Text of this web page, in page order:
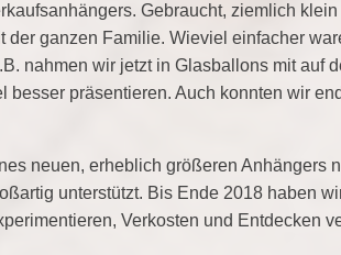
Gebraucht, ziemlich
ganzen Familie. Wieviel einfacher
nahmen wir jetzt in Glasballons mit auf
präsentieren. Auch konnten wir
neuen, erheblich größeren Anhängers
unterstützt. Bis Ende 2018 haben
Verkosten und Entdecken